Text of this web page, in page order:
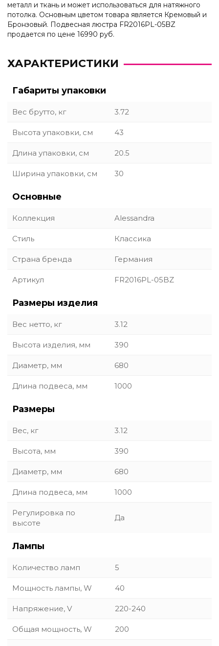
металл и ткань и может использоваться для натяжного
потолка. Основным цветом товара является Кремовый и
Бронзовый. Подвесная люстра FR2016PL-05BZ
продается по цене 16990 руб.
ХАРАКТЕРИСТИКИ
Габариты упаковки
Вес брутто, кг 3.72
Высота упаковки, см 43
Длина упаковки, см 20.5
Ширина упаковки, см 30
Основные
Коллекция Alessandra
Стиль Классика
Страна бренда Германия
Артикул FR2016PL-05BZ
Размеры изделия
Вес нетто, кг 3.12
Высота изделия, мм 390
Диаметр, мм 680
Длина подвеса, мм 1000
Размеры
Вес, кг 3.12
Высота, мм 390
Диаметр, мм 680
Длина подвеса, мм 1000
Регулировка по
высоте
Да
Лампы
Количество ламп 5
Мощность лампы, W 40
Напряжение, V 220-240
Общая мощность, W 200